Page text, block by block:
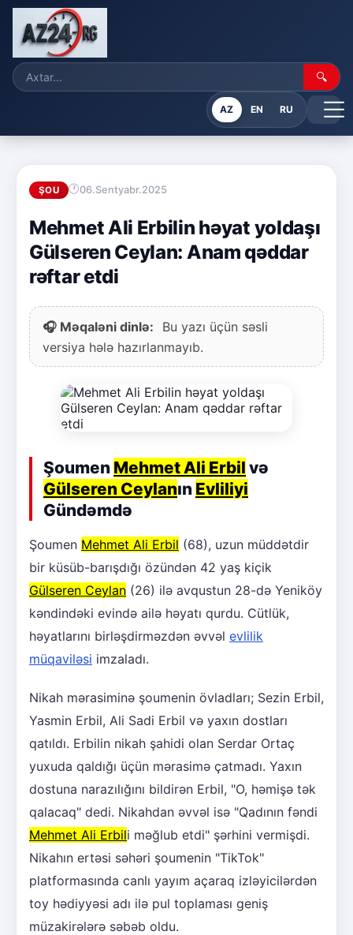
🔍
AZ EN RU
ŞOU 06.Sentyabr.2025
Mehmet Ali Erbilin həyat yoldaşı
Gülseren Ceylan: Anam qəddar
rəftar etdi
🎧 Məqaləni dinlə:
Bu yazı üçün səsli
versiya hələ hazırlanmayıb.
Şoumen Mehmet Ali Erbil və
Gülseren Ceylanın Evliliyi
Gündəmdə
Şoumen Mehmet Ali Erbil (68), uzun müddətdir
bir küsüb-barışdığı özündən 42 yaş kiçik
Gülseren Ceylan (26) ilə avqustun 28-də Yeniköy
kəndindəki evində ailə həyatı qurdu. Cütlük,
həyatlarını birləşdirməzdən əvvəl evlilik
müqaviləsi imzaladı.
Nikah mərasiminə şoumenin övladları; Sezin Erbil,
Yasmin Erbil, Ali Sadi Erbil və yaxın dostları
qatıldı. Erbilin nikah şahidi olan Serdar Ortaç
yuxuda qaldığı üçün mərasimə çatmadı. Yaxın
dostuna narazılığını bildirən Erbil, "O, həmişə tək
qalacaq" dedi. Nikahdan əvvəl isə "Qadının fəndi
Mehmet Ali Erbili məğlub etdi" şərhini vermişdi.
Nikahın ertəsi səhəri şoumenin "TikTok"
platformasında canlı yayım açaraq izləyicilərdən
toy hədiyyəsi adı ilə pul toplaması geniş
müzakirələrə səbəb oldu.